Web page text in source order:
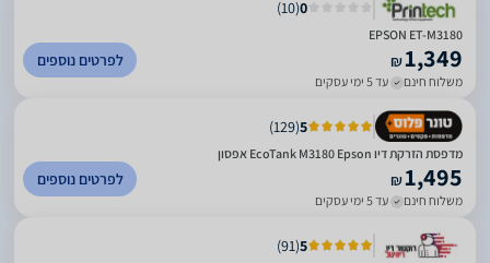
0
(
10
)
EPSON ET-M3180
₪1,349
משלוח חינם עד 5 ימי עסקים
לפרטים נוספים
5
(
129
)
מדפסת ‏הזרקת דיו EcoTank M3180‎ Epson אפסון
₪1,495
משלוח חינם עד 5 ימי עסקים
לפרטים נוספים
5
(
91
)